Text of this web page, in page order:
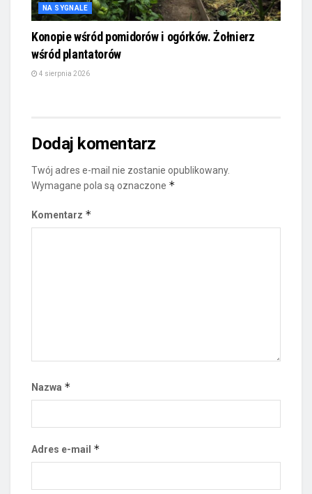
NA SYGNALE
Konopie wśród pomidorów i ogórków. Żołnierz
wśród plantatorów
4 sierpnia 2026
Dodaj komentarz
Twój adres e-mail nie zostanie opublikowany.
Wymagane pola są oznaczone *
Komentarz *
Nazwa *
Adres e-mail *